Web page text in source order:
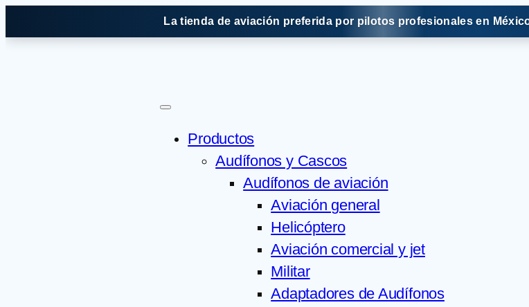
al
La tienda de aviación preferida por pilotos profesionales en
Productos
Audífonos y Cascos
Audífonos de aviación
Aviación general
Helicóptero
Aviación comercial y jet
Militar
Adaptadores de Audífonos